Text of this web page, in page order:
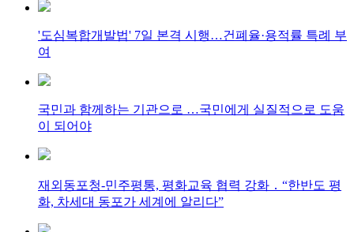
'도심복합개발법' 7일 본격 시행…건폐율·용적률 특례 부
여
국민과 함께하는 기관으로 …국민에게 실질적으로 도움
이 되어야
재외동포청-민주평통, 평화교육 협력 강화 ․ “한반도 평
화, 차세대 동포가 세계에 알리다”